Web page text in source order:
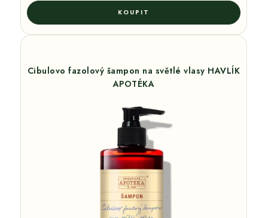
Cibulovo fazolový šampon na světlé vlasy HAVLÍK
APOTÉKA